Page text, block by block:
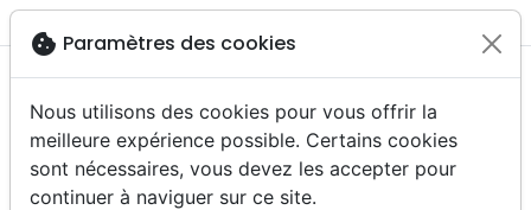
menu
cookie Paramètres des cookies
Nous utilisons des cookies pour vous offrir la
meilleure expérience possible. Certains cookies
sont nécessaires, vous devez les accepter pour
continuer à naviguer sur ce site.